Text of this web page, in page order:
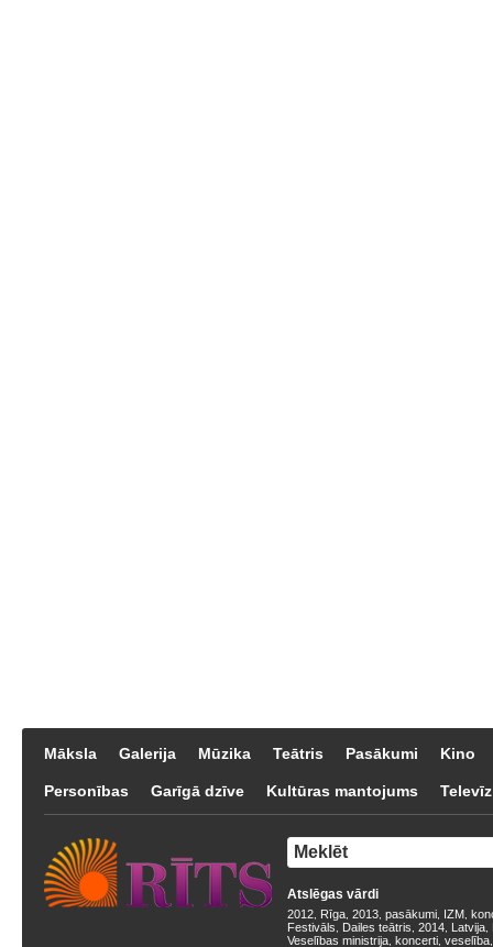
Māksla Galerija Mūzika Teātris Pasākumi Kino
Personības Garīgā dzīve Kultūras mantojums
Atslēgas vārdi
2012 Rīga 2013 pasākumi IZM
Festivāls
Dailes teātris 2014 Latvija
Veselības ministrija koncerti veselība